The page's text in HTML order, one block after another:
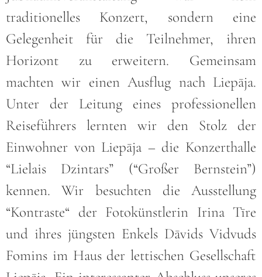
traditionelles Konzert, sondern eine
Gelegenheit für die Teilnehmer, ihren
Horizont zu erweitern. Gemeinsam
machten wir einen Ausflug nach Liepāja.
Unter der Leitung eines professionellen
Reiseführers lernten wir den Stolz der
Einwohner von Liepāja – die Konzerthalle
“Lielais Dzintars” (“Großer Bernstein”)
kennen. Wir besuchten die Ausstellung
“Kontraste“ der Fotokünstlerin Irina Tīre
und ihres jüngsten Enkels Dāvids Vidvuds
Fomins im Haus der lettischen Gesellschaft